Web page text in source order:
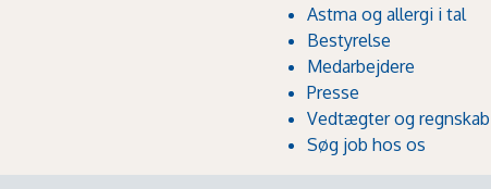
Astma og allergi i tal
Bestyrelse
Medarbejdere
Presse
Vedtægter og regnskab
Søg job hos os